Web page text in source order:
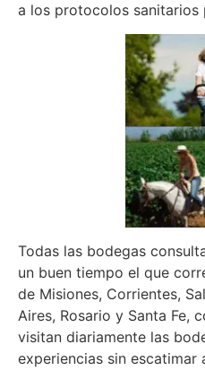
a los protocolos sanitarios
Todas las bodegas
un buen tiempo el que
de Misiones, Corrientes,
Aires, Rosario y Santa Fe,
visitan diariamente las
experiencias sin